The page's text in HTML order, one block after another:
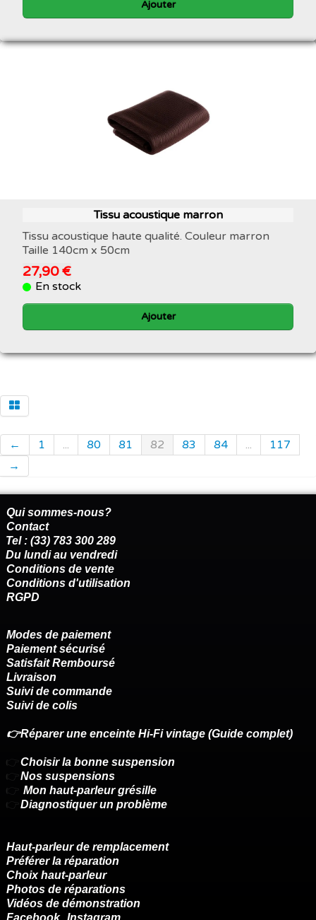
Ajouter
Tissu acoustique marron
Tissu acoustique haute qualité. Couleur marron
Taille 140cm x 50cm
27,90 €
En stock
Ajouter
← 1 ... 80 81 82 83 84 ...
117
→
Qui sommes-nous?
Contact
Tel : (33) 783 300 289
Du lundi au vendredi
Conditions de vente
Conditions d'utilisation
RGPD
Modes de paiement
Paiement sécurisé
Satisfait Remboursé
Livraison
Suivi de commande
Suivi de colis
👉Réparer une enceinte Hi-Fi vintage (Guide complet)
👉 Choisir la bonne suspension
👉 Nos suspensions
👉 Mon haut-parleur grésille
👉 Diagnostiquer un problème
Haut-parleur de remplacement
Préférer la réparation
Choix haut-parleur
Photos de réparations
Vidéos de démonstration
Facebook Instagram